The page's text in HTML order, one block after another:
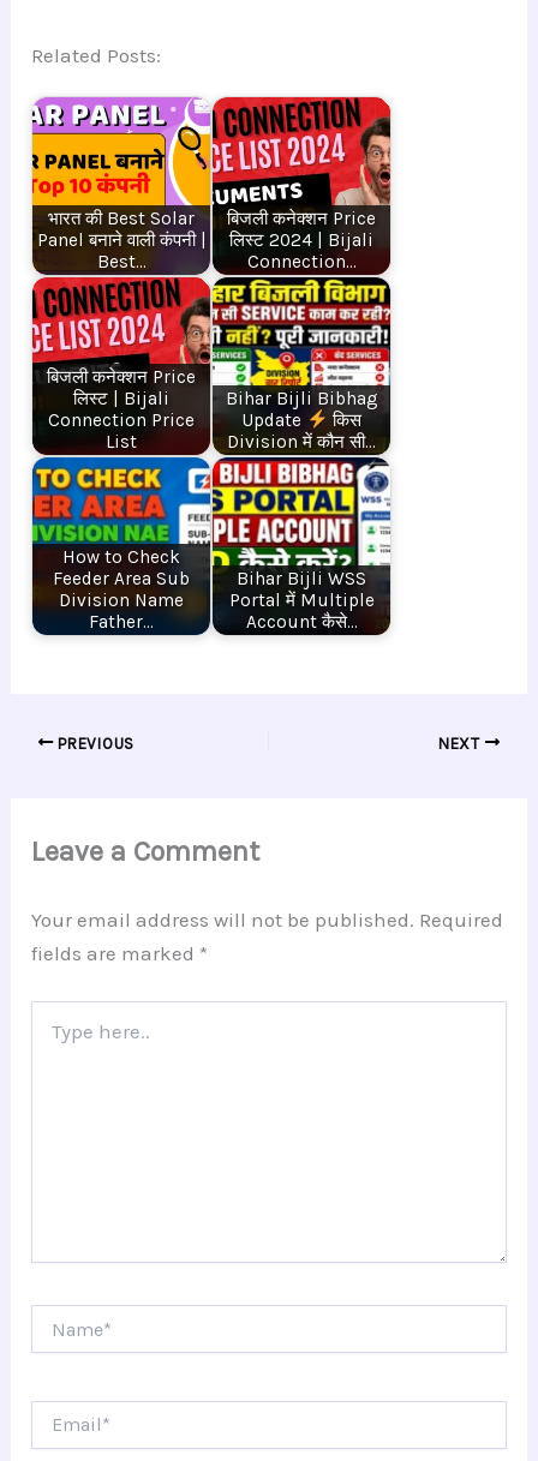
Related Posts:
भारत की Best Solar
Panel बनाने वाली कंपनी |
Best…
बिजली कनेक्शन Price
लिस्ट 2024 | Bijali
Connection…
बिजली कनेक्शन Price
लिस्ट | Bijali
Connection Price
List
Bihar Bijli Bibhag
Update
किस
Division में कौन सी…
How to Check
Feeder Area Sub
Division Name
Father…
Bihar Bijli WSS
Portal में Multiple
Account कैसे…
PREVIOUS NEXT
Leave a Comment
Your email address will not be published. Required
fields are marked *
here..